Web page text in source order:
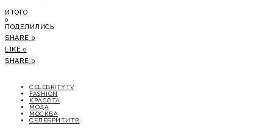
ИТОГО
0
ПОДЕЛИЛИСЬ
SHARE 0
LIKE 0
SHARE 0
CELEBRITYTV
FASHION
КРАСОТА
МОДА
МОСКВА
СЕЛЕБРИТИТВ